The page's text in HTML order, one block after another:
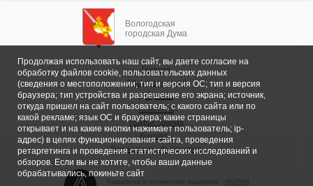
Вологодская
городская Дума
Главная
Общие сведения
Депутаты
Комитеты
График приема
Контакты
Депутатские объединения
Продолжая использовать наш сайт, вы даете согласие на
обработку файлов cookie, пользовательских данных
(сведения о местоположении; тип и версия ОС; тип и версия
браузера; тип устройства и разрешение его экрана; источник,
откуда пришел на сайт пользователь; с какого сайта или по
какой рекламе; язык ОС и браузера; какие страницы
открывает и на какие кнопки нажимает пользователь; ip-
адрес) в целях функционирования сайта, проведения
ретаргетинга и проведения статистических исследований и
обзоров. Если вы не хотите, чтобы ваши данные
обрабатывались, покиньте сайт